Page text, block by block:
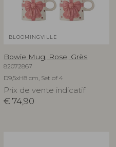
BLOOMINGVILLE
Bowie Mug, Rose, Grès
82072867
D9,5xH8 cm, Set of 4
Prix de vente indicatif
€ 74,90